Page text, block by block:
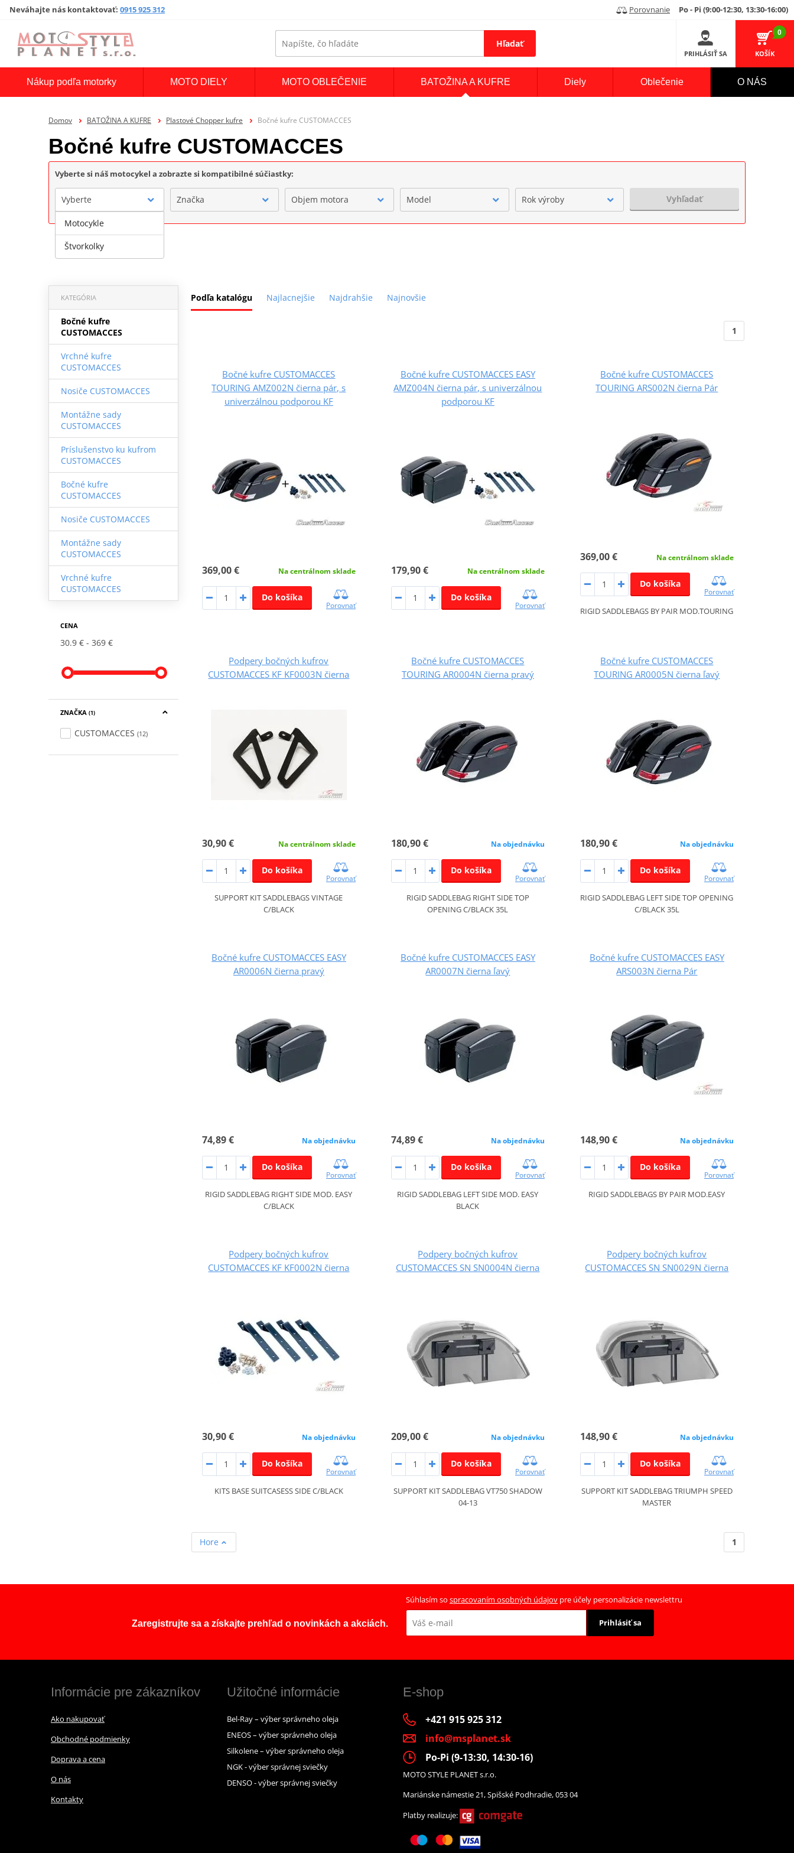
Neváhajte nás kontaktovať: 0915 925 312 Porovnanie Po - Pi (9:00-12:30, 13:30-16:00)
Hľadať
PRIHLÁSIŤ SA
0
KOŠÍK
Nákup podľa motorky MOTO DIELY MOTO OBLEČENIE BATOŽINA A KUFRE Diely Oblečenie O NÁS
Domov BATOŽINA A KUFRE Plastové Chopper kufre Bočné kufre CUSTOMACCES
Bočné kufre CUSTOMACCES
Vyberte si náš motocykel a zobrazte si kompatibilné súčiastky:
Vyberte Značka Objem motora Model Rok výroby Vyhľadať
Podľa katalógu Najlacnejšie Najdrahšie Najnovšie
KATEGÓRIA
Bočné kufre
CUSTOMACCES
Vrchné kufre
CUSTOMACCES
Nosiče CUSTOMACCES
Montážne sady
CUSTOMACCES
Príslušenstvo ku kufrom
CUSTOMACCES
Bočné kufre
CUSTOMACCES
Nosiče CUSTOMACCES
Montážne sady
CUSTOMACCES
Vrchné kufre
CUSTOMACCES
CENA
30.9 € 369 €
ZNAČKA (1)
CUSTOMACCES (12)
1
Bočné kufre CUSTOMACCES
TOURING AMZ002N čierna pár, s
univerzálnou podporou KF
369,00 € Na centrálnom sklade
Do košíka
Porovnať
Bočné kufre CUSTOMACCES EASY
AMZ004N čierna pár, s univerzálnou
podporou KF
179,90 € Na centrálnom sklade
Do košíka
Porovnať
Bočné kufre CUSTOMACCES
TOURING ARS002N čierna Pár
369,00 € Na centrálnom sklade
Do košíka
Porovnať
RIGID SADDLEBAGS BY PAIR MOD.TOURING
Podpery bočných kufrov
CUSTOMACCES KF KF0003N čierna
30,90 € Na centrálnom sklade
Do košíka
Porovnať
SUPPORT KIT SADDLEBAGS VINTAGE
C/BLACK
Bočné kufre CUSTOMACCES
TOURING AR0004N čierna pravý
180,90 € Na objednávku
Do košíka
Porovnať
RIGID SADDLEBAG RIGHT SIDE TOP
OPENING C/BLACK 35L
Bočné kufre CUSTOMACCES
TOURING AR0005N čierna ľavý
180,90 € Na objednávku
Do košíka
Porovnať
RIGID SADDLEBAG LEFT SIDE TOP OPENING
C/BLACK 35L
Bočné kufre CUSTOMACCES EASY
AR0006N čierna pravý
74,89 € Na objednávku
Do košíka
Porovnať
RIGID SADDLEBAG RIGHT SIDE MOD. EASY
C/BLACK
Bočné kufre CUSTOMACCES EASY
AR0007N čierna ľavý
74,89 € Na objednávku
Do košíka
Porovnať
RIGID SADDLEBAG LEFT SIDE MOD. EASY
BLACK
Bočné kufre CUSTOMACCES EASY
ARS003N čierna Pár
148,90 € Na objednávku
Do košíka
Porovnať
RIGID SADDLEBAGS BY PAIR MOD.EASY
Podpery bočných kufrov
CUSTOMACCES KF KF0002N čierna
30,90 € Na objednávku
Do košíka
Porovnať
KITS BASE SUITCASESS SIDE C/BLACK
Podpery bočných kufrov
CUSTOMACCES SN SN0004N čierna
209,00 € Na objednávku
Do košíka
Porovnať
SUPPORT KIT SADDLEBAG VT750 SHADOW
04-13
Podpery bočných kufrov
CUSTOMACCES SN SN0029N čierna
148,90 € Na objednávku
Do košíka
Porovnať
SUPPORT KIT SADDLEBAG TRIUMPH SPEED
MASTER
1
Hore
Zaregistrujte sa a získajte prehľad o novinkách a akciách.
Súhlasím so spracovaním osobných údajov pre účely personalizácie newslettru
Prihlásiť sa
Informácie pre zákazníkov
Ako nakupovať
Obchodné podmienky
Doprava a cena
O nás
Kontakty
Užitočné informácie
Bel-Ray – výber správneho oleja
ENEOS – výber správneho oleja
Silkolene – výber správneho oleja
NGK - výber správnej sviečky
DENSO - výber správnej sviečky
E-shop
+421 915 925 312
info@msplanet.sk
Po-Pi (9-13:30, 14:30-16)
MOTO STYLE PLANET s.r.o.
Mariánske námestie 21, Spišské Podhradie, 053 04
Platby realizuje:
Motocykle
Štvorkolky